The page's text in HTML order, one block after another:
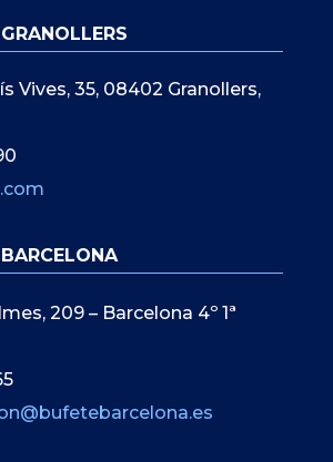
Vives, 35, 08402 Granollers,
209 – Barcelona 4º 1ª